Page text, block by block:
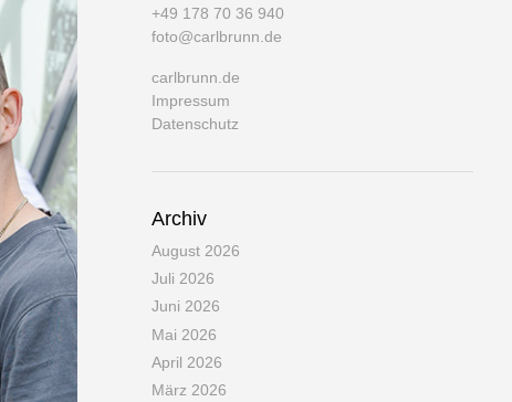
+49 178 70 36 940
foto@carlbrunn.de
carlbrunn.de
Impressum
Datenschutz
Archiv
August 2026
Juli 2026
Juni 2026
Mai 2026
April 2026
März 2026